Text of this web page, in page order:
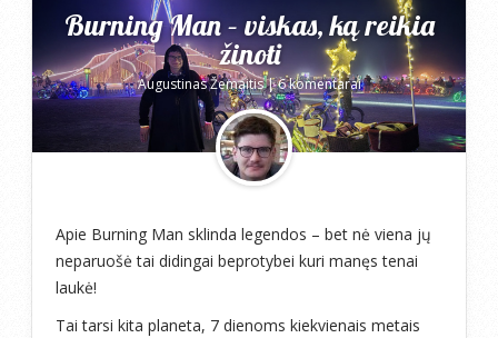
Burning Man – viskas, ką reikia
žinoti
Augustinas Žemaitis|6 komentarai
Apie Burning Man sklinda legendos – bet nė viena jų
neparuošė tai didingai beprotybei kuri manęs tenai
laukė!
Tai tarsi kita planeta, 7 dienoms kiekvienais metais